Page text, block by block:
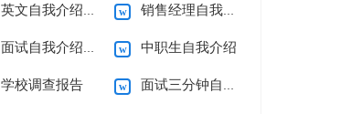
英文自我介绍(集锦15篇) 销售经理自我介绍
面试自我介绍合集15篇 中职生自我介绍
学校调查报告 面试三分钟自我介绍